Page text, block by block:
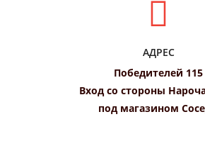
АДРЕС
Победителей 115
Вход со стороны
под магазином